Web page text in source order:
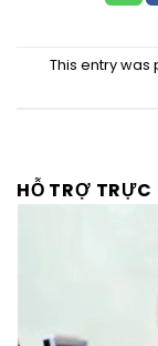
This entry was
HỖ TRỢ